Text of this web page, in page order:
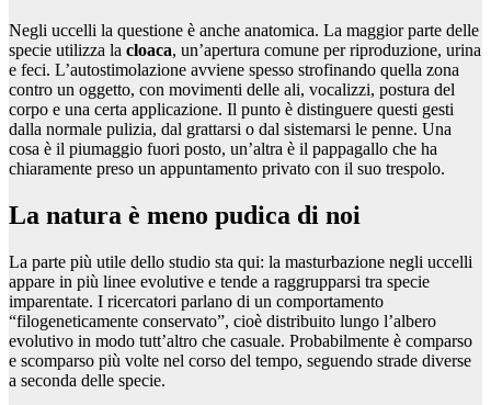
Negli uccelli la questione è anche anatomica. La maggior parte delle
specie utilizza la cloaca, un’apertura comune per riproduzione, urina
e feci. L’autostimolazione avviene spesso strofinando quella zona
contro un oggetto, con movimenti delle ali, vocalizzi, postura del
corpo e una certa applicazione. Il punto è distinguere questi gesti
dalla normale pulizia, dal grattarsi o dal sistemarsi le penne. Una
cosa è il piumaggio fuori posto, un’altra è il pappagallo che ha
chiaramente preso un appuntamento privato con il suo trespolo.
La natura è meno pudica di noi
La parte più utile dello studio sta qui: la masturbazione negli uccelli
appare in più linee evolutive e tende a raggrupparsi tra specie
imparentate. I ricercatori parlano di un comportamento
“filogeneticamente conservato”, cioè distribuito lungo l’albero
evolutivo in modo tutt’altro che casuale. Probabilmente è comparso
e scomparso più volte nel corso del tempo, seguendo strade diverse
a seconda delle specie.